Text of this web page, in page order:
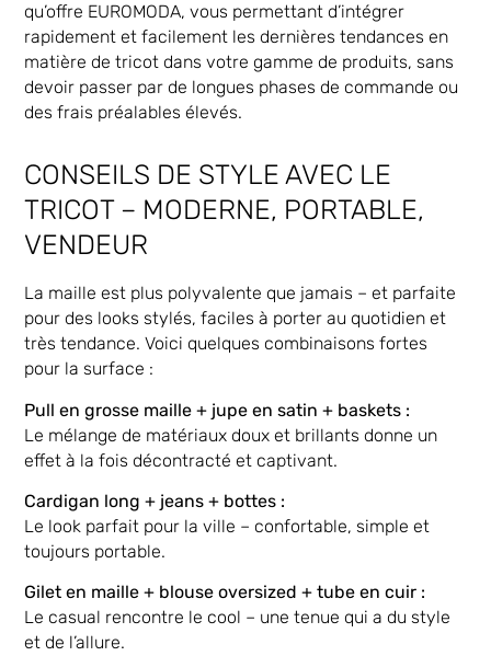
qu’offre EUROMODA, vous permettant d’intégrer
rapidement et facilement les dernières tendances en
matière de tricot dans votre gamme de produits, sans
devoir passer par de longues phases de commande ou
des frais préalables élevés.
CONSEILS DE STYLE AVEC LE
TRICOT – MODERNE, PORTABLE,
VENDEUR
La maille est plus polyvalente que jamais – et parfaite
pour des looks stylés, faciles à porter au quotidien et
très tendance. Voici quelques combinaisons fortes
pour la surface :
Pull en grosse maille + jupe en satin + baskets :
Le mélange de matériaux doux et brillants donne un
effet à la fois décontracté et captivant.
Cardigan long + jeans + bottes :
Le look parfait pour la ville – confortable, simple et
toujours portable.
Gilet en maille + blouse oversized + tube en cuir :
Le casual rencontre le cool – une tenue qui a du style
et de l’allure.